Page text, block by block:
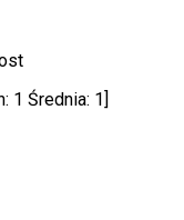
1 Średnia: 1